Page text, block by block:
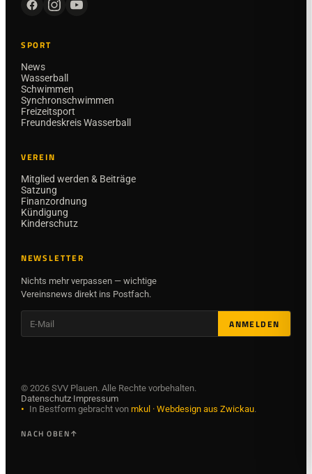
SPORT
News
Wasserball
Schwimmen
Synchronschwimmen
Freizeitsport
Freundeskreis Wasserball
VEREIN
Mitglied werden & Beiträge
Satzung
Finanzordnung
Kündigung
Kinderschutz
NEWSLETTER
Nichts mehr verpassen — wichtige
Vereinsnews direkt ins Postfach.
ANMELDEN
© 2026SVV Plauen. Alle Rechte vorbehalten.
Datenschutz·Impressum
• In Bestform gebracht von mkul · Webdesign aus Zwickau.
NACH OBEN↑